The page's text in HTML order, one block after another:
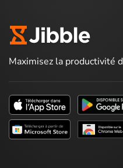
Maximisez la productivité